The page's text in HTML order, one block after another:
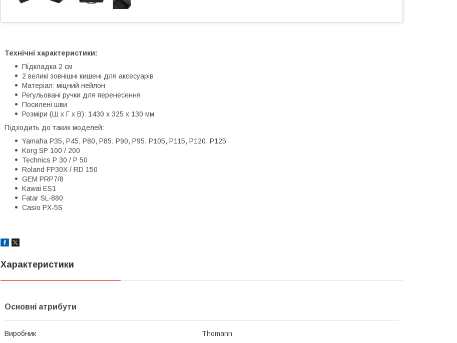
Технічні характеристики:
Підкладка 2 см
2 великі зовнішні кишені для аксесуарів
Матеріал: міцний нейлон
Регульовані ручки для перенесення
Посилені шви
Розміри (Ш x Г x В): 1430 x 325 x 130 мм
Підходить до таких моделей:
Yamaha P35, P45, P80, P85, P90, P95, P105, P115, P120, P125
Korg SP 100 / 200
Technics P 30 / P 50
Roland FP30X / RD 150
GEM PRP7/8
Kawai ES1
Fatar SL-880
Casio PX-5S
Характеристики
Основні атрибути
Виробник Thomann